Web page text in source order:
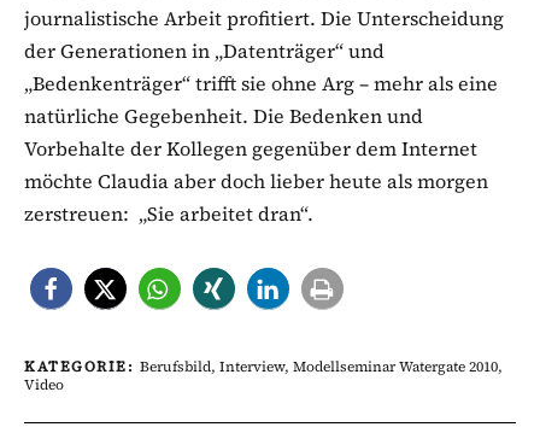
journalistische Arbeit profitiert. Die Unterscheidung
der Generationen in „Datenträger“ und
„Bedenkenträger“ trifft sie ohne Arg – mehr als eine
natürliche Gegebenheit. Die Bedenken und
Vorbehalte der Kollegen gegenüber dem Internet
möchte Claudia aber doch lieber heute als morgen
zerstreuen: „Sie arbeitet dran“.
KATEGORIE: Berufsbild, Interview, Modellseminar Watergate 2010,
Video